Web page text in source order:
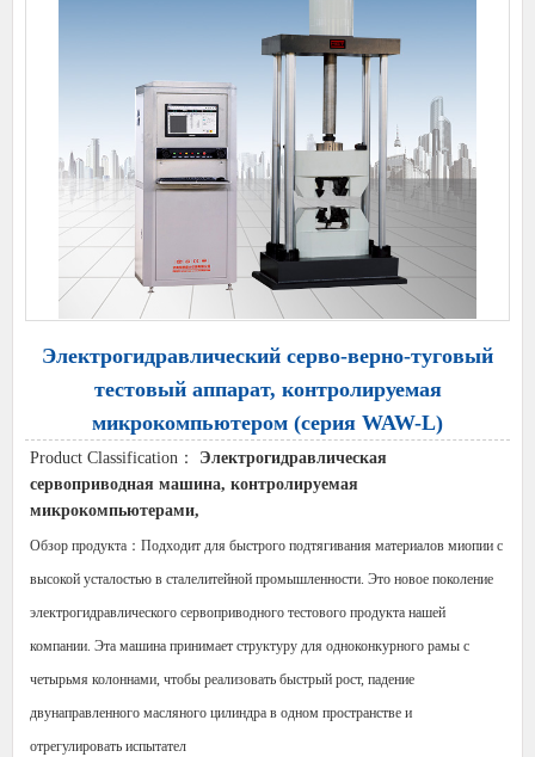
Электрогидравлический серво-верно-туговый
тестовый аппарат, контролируемая
микрокомпьютером (серия WAW-L)
Product Classification： Электрогидравлическая
сервоприводная машина, контролируемая
микрокомпьютерами,
Обзор продукта：Подходит для быстрого подтягивания материалов миопии с
высокой усталостью в сталелитейной промышленности. Это новое поколение
электрогидравлического сервоприводного тестового продукта нашей
компании. Эта машина принимает структуру для одноконкурного рамы с
четырьмя колоннами, чтобы реализовать быстрый рост, падение
двунаправленного масляного цилиндра в одном пространстве и
отрегулировать испытател